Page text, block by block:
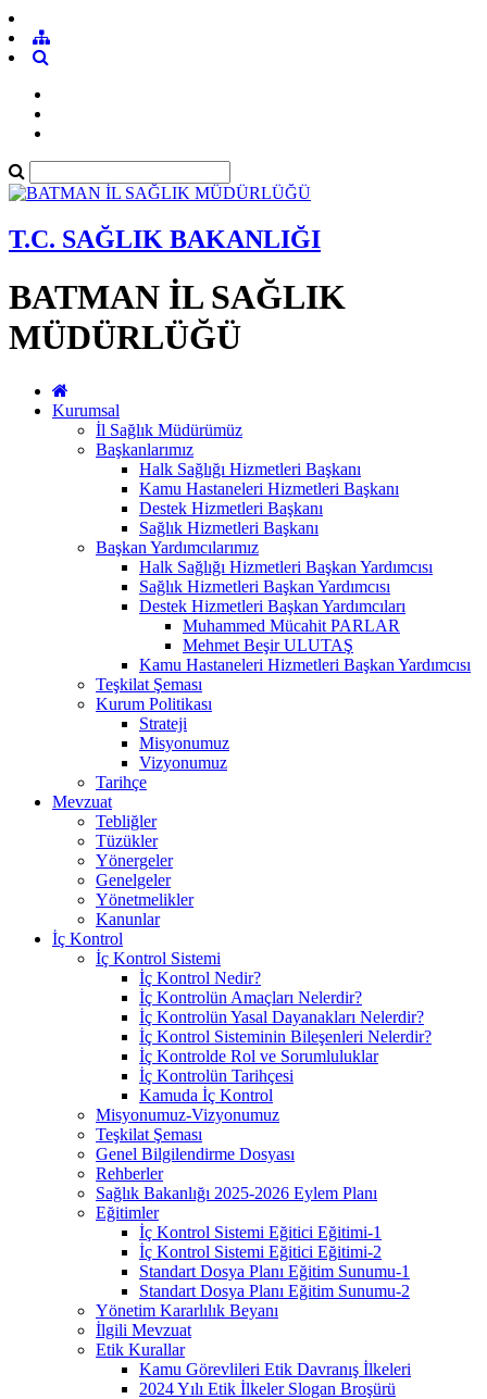
T.C. SAĞLIK BAKANLIĞI
BATMAN İL SAĞLIK
MÜDÜRLÜĞÜ
Kurumsal
İl Sağlık Müdürümüz
Başkanlarımız
Halk Sağlığı Hizmetleri Başkanı
Kamu Hastaneleri Hizmetleri Başkanı
Destek Hizmetleri Başkanı
Sağlık Hizmetleri Başkanı
Başkan Yardımcılarımız
Halk Sağlığı Hizmetleri Başkan Yardımcısı
Sağlık Hizmetleri Başkan Yardımcısı
Destek Hizmetleri Başkan Yardımcıları
Muhammed Mücahit PARLAR
Mehmet Beşir ULUTAŞ
Kamu Hastaneleri Hizmetleri Başkan Yardımcısı
Teşkilat Şeması
Kurum Politikası
Strateji
Misyonumuz
Vizyonumuz
Tarihçe
Mevzuat
Tebliğler
Tüzükler
Yönergeler
Genelgeler
Yönetmelikler
Kanunlar
İç Kontrol
İç Kontrol Sistemi
İç Kontrol Nedir?
İç Kontrolün Amaçları Nelerdir?
İç Kontrolün Yasal Dayanakları Nelerdir?
İç Kontrol Sisteminin Bileşenleri Nelerdir?
İç Kontrolde Rol ve Sorumluluklar
İç Kontrolün Tarihçesi
Kamuda İç Kontrol
Misyonumuz-Vizyonumuz
Teşkilat Şeması
Genel Bilgilendirme Dosyası
Rehberler
Sağlık Bakanlığı 2025-2026 Eylem Planı
Eğitimler
İç Kontrol Sistemi Eğitici Eğitimi-1
İç Kontrol Sistemi Eğitici Eğitimi-2
Standart Dosya Planı Eğitim Sunumu-1
Standart Dosya Planı Eğitim Sunumu-2
Yönetim Kararlılık Beyanı
İlgili Mevzuat
Etik Kurallar
Kamu Görevlileri Etik Davranış İlkeleri
2024 Yılı Etik İlkeler Slogan Broşürü